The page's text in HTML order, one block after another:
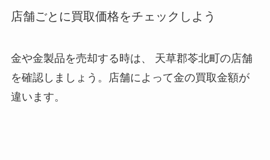
店舗ごとに買取価格をチェックしよう
金や金製品を売却する時は、 天草郡苓北町の店舗
を確認しましょう。店舗によって金の買取金額が
違います。